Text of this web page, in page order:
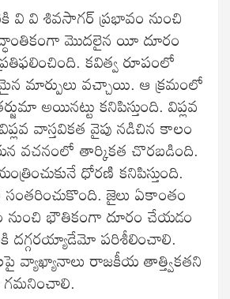
వి వి శివసాగర్ ప్రభావం నుంచి
మొదలైన యీ దూరం
కవిత్వ రూపంలో
మార్పులు వచ్చాయి. ఆ క్రమంలో
అయినట్టు కనిపిస్తుంది. విప్లవ
వాస్తవికత వైపు నడిచిన కాలం
వచనంలో తార్కికత చొరబడింది.
ధోరణి కనిపిస్తుంది.
సంతరించుకొంది. జైలు ఏకాంతం
భౌతికంగా దూరం చేయడం
దగ్గరయ్యాడేమో పరిశీలించాలి.
వ్యాఖ్యానాలు రాజకీయ తాత్త్వికతని
గమనించాలి.